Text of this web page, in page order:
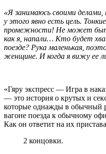
«Я занимаюсь своими
у этого явно есть цель.
промежности! Не может
как я, напали… Кто будет
поезде? Рука маленькая,
женщине. И когда я вижу ее
«Гяру экспресс — Игра в
— это история о крутых и
которые однажды в обычный
вагоне поезда к обычному
Как он ответит на их
2 концовки.